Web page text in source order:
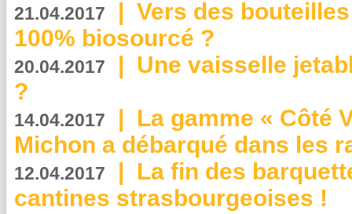
21.04.2017 | Vers des
100% biosourcé ?
20.04.2017 | Une vaisselle
?
14.04.2017 | La gamme « Côté
Michon a débarqué dans les
12.04.2017 | La fin des
cantines strasbourgeoises !